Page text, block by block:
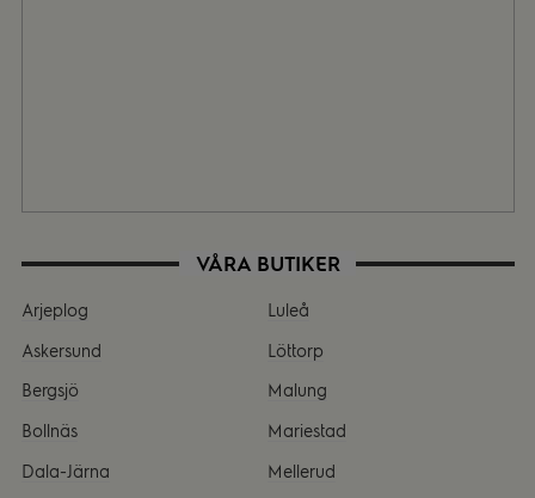
VÅRA BUTIKER
Arjeplog
Askersund
Bergsjö
Bollnäs
Dala-Järna
Luleå
Löttorp
Malung
Mariestad
Mellerud